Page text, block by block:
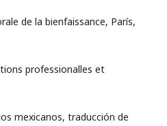
de la bienfaissance, París,
professionalles et
mexicanos, traducción de